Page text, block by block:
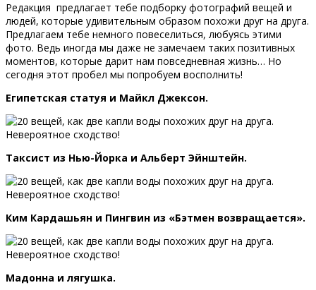
Редакция предлагает тебе подборку фотографий вещей и
людей, которые удивительным образом похожи друг на друга.
Предлагаем тебе немного повеселиться, любуясь этими
фото. Ведь иногда мы даже не замечаем таких позитивных
моментов, которые дарит нам повседневная жизнь… Но
сегодня этот пробел мы попробуем восполнить!
Египетская статуя и Майкл Джексон.
Таксист из Нью-Йорка и Альберт Эйнштейн.
Ким Кардашьян и Пингвин из «Бэтмен возвращается».
Мадонна и лягушка.